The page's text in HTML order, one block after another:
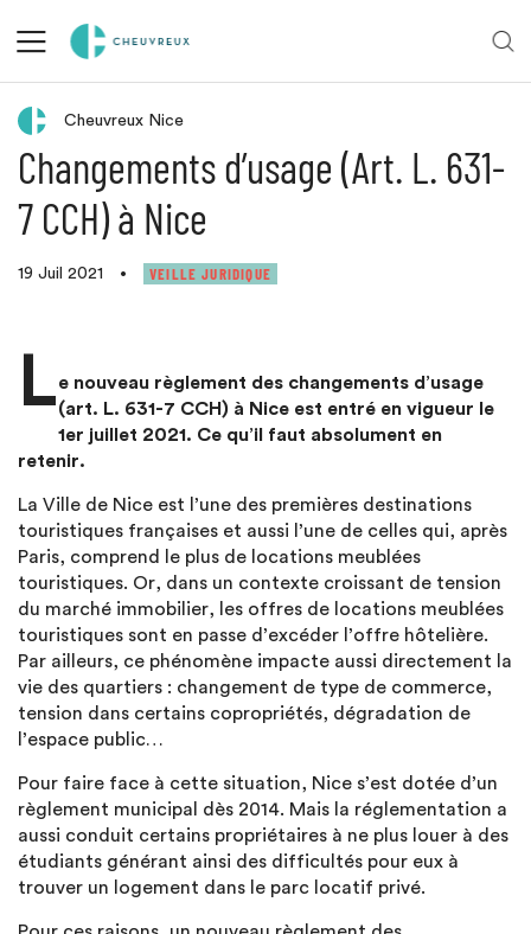
Retour aux actualités
Cheuvreux Nice
Changements d’usage (Art. L. 631-
7 CCH) à Nice
19 Juil 2021 • VEILLE JURIDIQUE
Le nouveau règlement des changements d’usage
(art. L. 631-7 CCH) à Nice est entré en vigueur le
1er juillet 2021. Ce qu’il faut absolument en
retenir.
La Ville de Nice est l’une des premières destinations
touristiques françaises et aussi l’une de celles qui, après
Paris, comprend le plus de locations meublées
touristiques. Or, dans un contexte croissant de tension
du marché immobilier, les offres de locations meublées
touristiques sont en passe d’excéder l’offre hôtelière.
Par ailleurs, ce phénomène impacte aussi directement la
vie des quartiers : changement de type de commerce,
tension dans certains copropriétés, dégradation de
l’espace public…
Pour faire face à cette situation, Nice s’est dotée d’un
règlement municipal dès 2014. Mais la réglementation a
aussi conduit certains propriétaires à ne plus louer à des
étudiants générant ainsi des difficultés pour eux à
trouver un logement dans le parc locatif privé.